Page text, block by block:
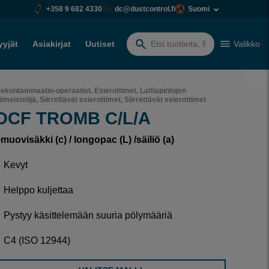
+358 9 682 4330 dc@dustcontrol.fi Suomi
Asiakirjat Uutiset
Etsiä:
Valikko
operaatiot, Esierottimet, Lattiapintojen
Siirreltävät esierottimet, Siirrettävät esierottimet
TROMB C/L/A
(c) / longopac (L) /säiliö (a)
Kevyt
Helppo kuljettaa
Pystyy käsittelemään suuria pölymääriä
C4 (ISO 12944)